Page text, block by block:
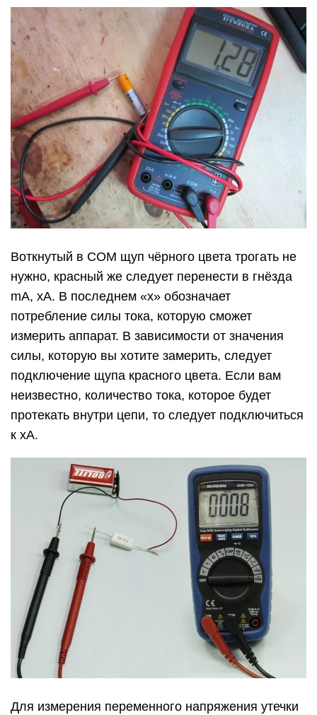
Воткнутый в СОМ щуп чёрного цвета трогать не
нужно, красный же следует перенести в гнёзда
mA, xA. В последнем «х» обозначает
потребление силы тока, которую сможет
измерить аппарат. В зависимости от значения
силы, которую вы хотите замерить, следует
подключение щупа красного цвета. Если вам
неизвестно, количество тока, которое будет
протекать внутри цепи, то следует подключиться
к хА.
Для измерения переменного напряжения утечки